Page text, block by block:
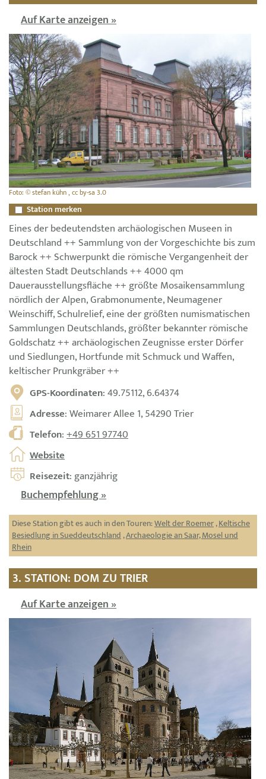
Auf Karte anzeigen »
Foto: © stefan kühn , cc by-sa 3.0
Station merken
Eines der bedeutendsten archäologischen Museen in
Deutschland ++ Sammlung von der Vorgeschichte bis zum
Barock ++ Schwerpunkt die römische Vergangenheit der
ältesten Stadt Deutschlands ++ 4000 qm
Dauerausstellungsfläche ++ größte Mosaikensammlung
nördlich der Alpen, Grabmonumente, Neumagener
Weinschiff, Schulrelief, eine der größten numismatischen
Sammlungen Deutschlands, größter bekannter römische
Goldschatz ++ archäologischen Zeugnisse erster Dörfer
und Siedlungen, Hortfunde mit Schmuck und Waffen,
keltischer Prunkgräber ++
GPS-Koordinaten: 49.75112, 6.64374
Adresse: Weimarer Allee 1, 54290 Trier
Telefon:+49 651 97740
Website
Reisezeit: ganzjährig
Buchempfehlung »
Diese Station gibt es auch in den Touren:Welt der Roemer,Keltische
Besiedlung in Sueddeutschland,Archaeologie an Saar, Mosel und
Rhein
3. STATION: DOM ZU TRIER
Auf Karte anzeigen »